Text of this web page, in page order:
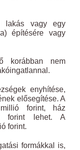
lakás vagy egy
építésére vagy
korábban nem
enyhítése,
elősegítése. A
forint, ház
forint lehet. A
forint.
formákkal is,